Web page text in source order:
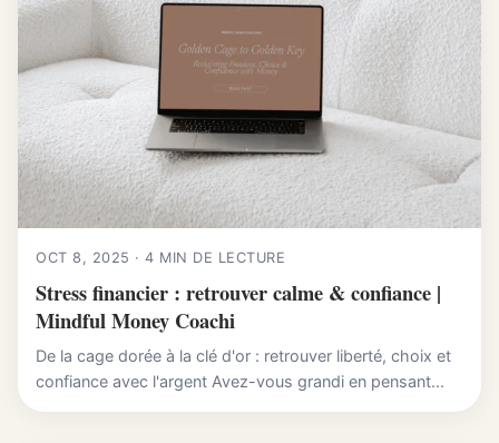
OCT 8, 2025 · 4 MIN DE LECTURE
Stress financier : retrouver calme & confiance |
Mindful Money Coachi
De la cage dorée à la clé d'or : retrouver liberté, choix et
confiance avec l'argent Avez-vous grandi en pensant...